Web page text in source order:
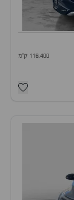
116,400 ק"מ